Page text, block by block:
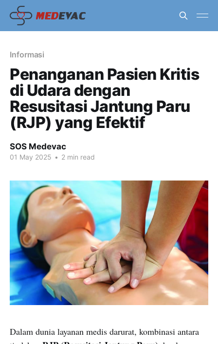
Informasi
Penanganan Pasien Kritis
di Udara dengan
Resusitasi Jantung Paru
(RJP) yang Efektif
SOS Medevac
01 May 2025 • 2 min read
Dalam dunia layanan medis darurat, kombinasi antara